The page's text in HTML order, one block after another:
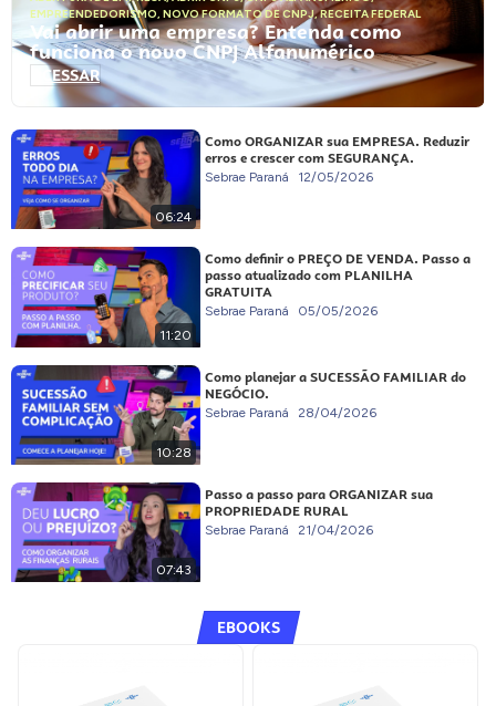
EMPREENDEDORISMO, NOVO FORMATO DE CNPJ,RECEITA FEDERAL
Vai abrir uma empresa? Entenda como
funciona o novo CNPJ Alfanumérico
ACESSAR
06:24
Como ORGANIZAR sua EMPRESA. Reduzir
erros e crescer com SEGURANÇA.
Sebrae Paraná 12/05/2026
11:20
Como definir o PREÇO DE VENDA. Passo a
passo atualizado com PLANILHA
GRATUITA
Sebrae Paraná 05/05/2026
10:28
Como planejar a SUCESSÃO FAMILIAR do
NEGÓCIO.
Sebrae Paraná 28/04/2026
07:43
Passo a passo para ORGANIZAR sua
PROPRIEDADE RURAL
Sebrae Paraná 21/04/2026
EBOOKS